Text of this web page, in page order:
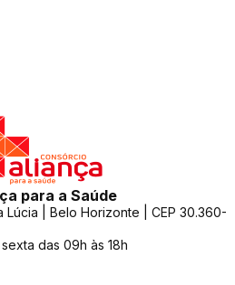
para a Saúde
Lúcia | Belo Horizonte | CEP 30.360-
das 09h às 18h